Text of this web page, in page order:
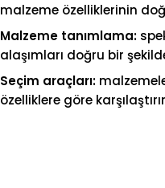
malzeme özelliklerinin
Malzeme tanımlama:
alaşımları doğru bir
Seçim araçları:
özelliklere göre